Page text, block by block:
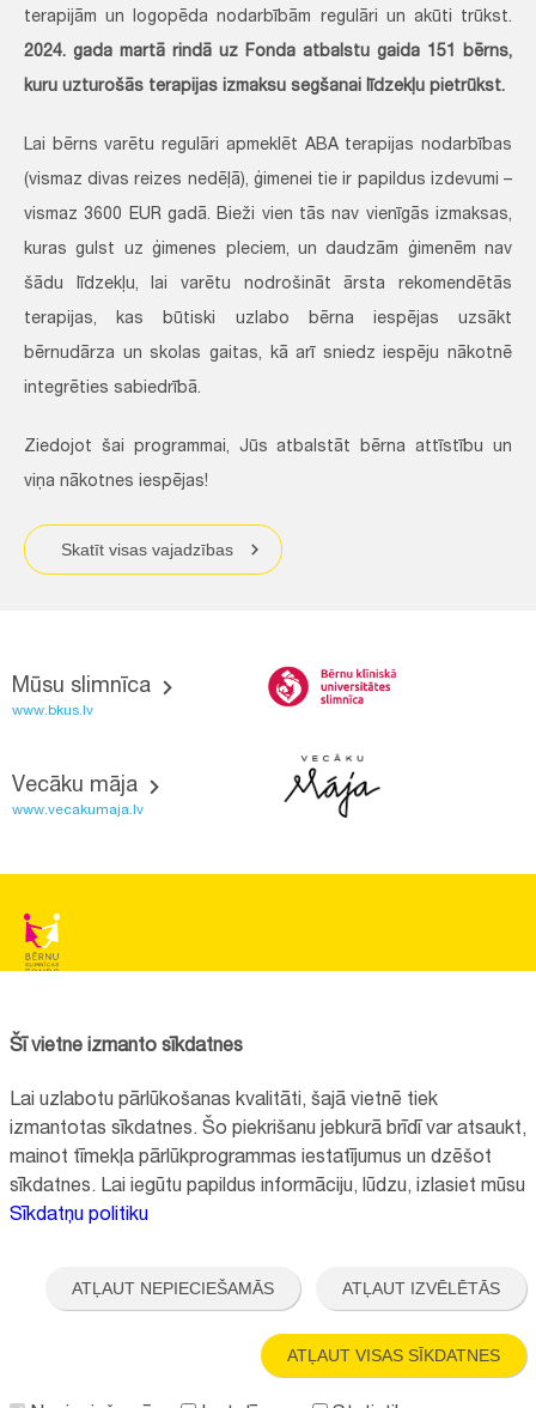
terapijām un logopēda nodarbībām regulāri un akūti trūkst.
2024. gada martā rindā uz Fonda atbalstu gaida 151 bērns,
kuru uzturošās terapijas izmaksu segšanai līdzekļu pietrūkst.
Lai bērns varētu regulāri apmeklēt ABA terapijas nodarbības
(vismaz divas reizes nedēļā), ģimenei tie ir papildus izdevumi –
vismaz 3600 EUR gadā. Bieži vien tās nav vienīgās izmaksas,
kuras gulst uz ģimenes pleciem, un daudzām ģimenēm nav
šādu līdzekļu, lai varētu nodrošināt ārsta rekomendētās
terapijas, kas būtiski uzlabo bērna iespējas uzsākt
bērnudārza un skolas gaitas, kā arī sniedz iespēju nākotnē
integrēties sabiedrībā.
Ziedojot šai programmai, Jūs atbalstāt bērna attīstību un
viņa nākotnes iespējas!
Skatīt visas vajadzības
Mūsu slimnīca
www.bkus.lv
Vecāku māja
www.vecakumaja.lv
Reģistrācijas nr.:40008057120
+371 67064475
Visi kontakti
"Aktīvo iedzīvotāju fonds" finansētā projekta "
Bērnu slimnīcas fonda
ilgtspējīgas attīstības veicināšana
" ietvaros.
Šī vietne izmanto sīkdatnes
Lai uzlabotu pārlūkošanas kvalitāti, šajā vietnē tiek
izmantotas sīkdatnes. Šo piekrišanu jebkurā brīdī var atsaukt,
mainot tīmekļa pārlūkprogrammas iestatījumus un dzēšot
sīkdatnes. Lai iegūtu papildus informāciju, lūdzu, izlasiet mūsu
Sīkdatņu politiku
ATĻAUT NEPIECIEŠAMĀS ATĻAUT IZVĒLĒTĀS
ATĻAUT VISAS SĪKDATNES